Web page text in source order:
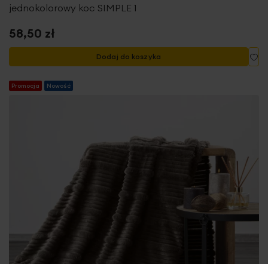
jednokolorowy koc SIMPLE 1
58,50 zł
Dodaj do koszyka
Promocja Nowość